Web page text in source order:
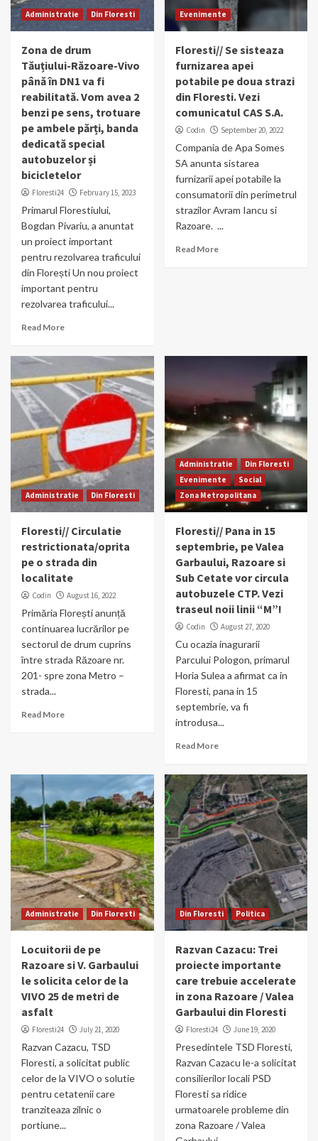
Administratie Din Floresti
Zona de drum
Tăuțiului-Răzoare-Vivo
până în DN1 va fi
reabilitată. Vom avea 2
benzi pe sens, trotuare
pe ambele părți, banda
dedicată special
autobuzelor și
bicicletelor
Floresti24 February 15, 2023
Primarul Florestiului,
Bogdan Pivariu, a anuntat
un proiect important
pentru rezolvarea traficului
din Florești Un nou proiect
important pentru
rezolvarea traficului...
Read More
Evenimente
Floresti// Se sisteaza
furnizarea apei
potabile pe doua strazi
din Floresti. Vezi
comunicatul CAS S.A.
Codin September 20, 2022
Compania de Apa Somes
SA anunta sistarea
furnizarii apei potabile la
consumatorii din perimetrul
strazilor Avram Iancu si
Razoare. ...
Read More
Administratie Din Floresti
Floresti// Circulatie
restrictionata/oprita
pe o strada din
localitate
Codin August 16, 2022
Primăria Florești anunță
continuarea lucrărilor pe
sectorul de drum cuprins
între strada Răzoare nr.
201- spre zona Metro –
strada...
Read More
Administratie
Din Floresti
Evenimente
Social
Zona Metropolitana
Floresti// Pana in 15
septembrie, pe Valea
Garbaului, Razoare si
Sub Cetate vor circula
autobuzele CTP. Vezi
traseul noii linii “M”!
Codin August 27, 2020
Cu ocazia inagurarii
Parcului Pologon, primarul
Horia Sulea a afirmat ca in
Floresti, pana in 15
septembrie, va fi
introdusa...
Read More
Administratie Din Floresti
Locuitorii de pe
Razoare si V. Garbaului
le solicita celor de la
VIVO 25 de metri de
asfalt
Floresti24 July 21, 2020
Razvan Cazacu, TSD
Floresti, a solicitat public
celor de la VIVO o solutie
pentru cetatenii care
tranziteaza zilnic o
portiune...
Din Floresti Politica
Razvan Cazacu: Trei
proiecte importante
care trebuie accelerate
in zona Razoare / Valea
Garbaului din Floresti
Floresti24 June 19, 2020
Presedintele TSD Floresti,
Razvan Cazacu le-a solicitat
consilierilor locali PSD
Floresti sa ridice
urmatoarele probleme din
zona Razoare / Valea